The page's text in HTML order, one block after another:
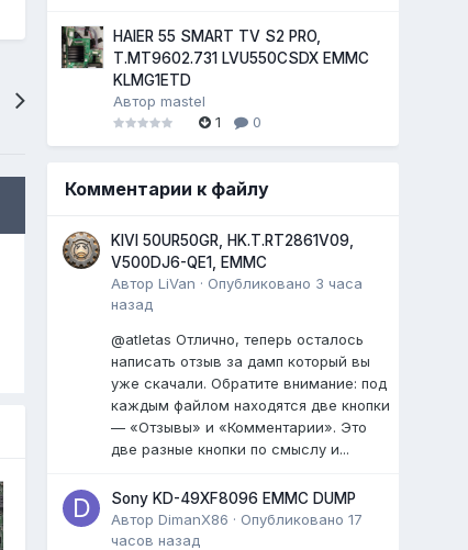
HAIER 55 SMART TV S2 PRO,
T.MT9602.731 LVU550CSDX EMMC
KLMG1ETD
Авторmastel
1
0
Комментарии к файлу
KIVI 50UR50GR, HK.T.RT2861V09,
V500DJ6-QE1, EMMC
АвторLiVan · Опубликовано 3 часа
назад
@atletas Отлично, теперь осталось
написать отзыв за дамп который вы
уже скачали. Обратите внимание: под
каждым файлом находятся две кнопки
— «Отзывы» и «Комментарии». Это
две разные кнопки по смыслу и...
Sony KD-49XF8096 EMMC DUMP
АвторDimanX86 · Опубликовано17
часов назад